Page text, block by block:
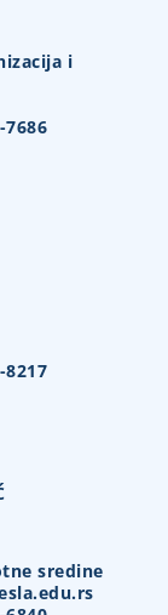
i
sredine